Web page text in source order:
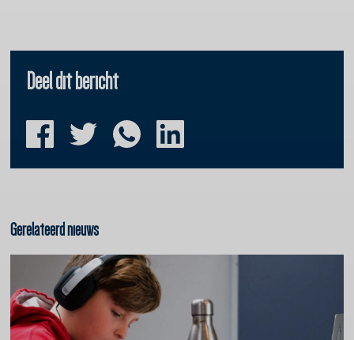
Deel dit bericht
Gerelateerd nieuws